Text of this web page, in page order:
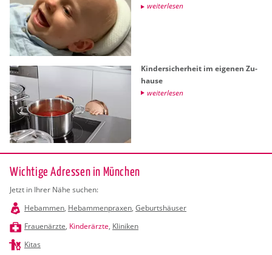
wei­ter­le­sen
Kin­der­si­cher­heit im ei­ge­nen Zu­
hau­se
wei­ter­le­sen
Wichtige Adressen in München
Jetzt in Ihrer Nähe suchen:
Hebammen, Hebammenpraxen, Geburtshäuser
Frauenärzte, Kinderärzte, Kliniken
Kitas